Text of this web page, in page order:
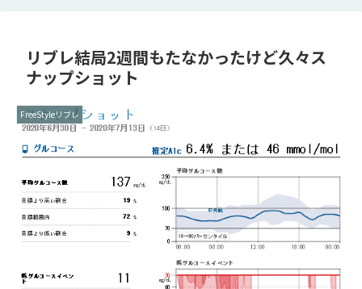
リブレ結局2週間もたなかったけど久々ス
ナップショット
FreeStyleリブレ